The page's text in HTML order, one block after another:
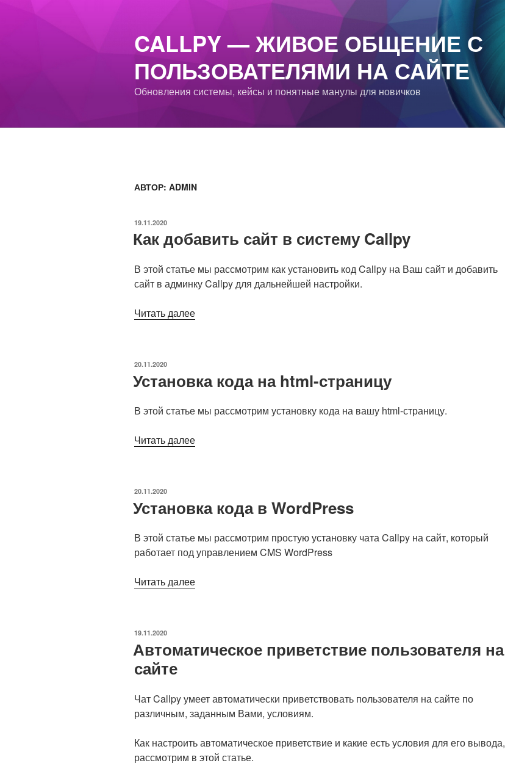
CALLPY — ЖИВОЕ ОБЩЕНИЕ С
ПОЛЬЗОВАТЕЛЯМИ НА САЙТЕ
Обновления системы, кейсы и понятные манулы для новичков
АВТОР: ADMIN
ОПУБЛИКОВАНО
19.11.2020
Как добавить сайт в систему Callpy
В этой статье мы рассмотрим как установить код Callpy на Ваш сайт и добавить
сайт в админку Callpy для дальнейшей настройки.
Читать далее
Callpy»
ОПУБЛИКОВАНО
20.11.2020
Установка кода на html-страницу
В этой статье мы рассмотрим установку кода на вашу html-страницу.
Читать далее
ОПУБЛИКОВАНО
20.11.2020
Установка кода в WordPress
В этой статье мы рассмотрим простую установку чата Callpy на сайт, который
работает под управлением CMS WordPress
Читать далее
ОПУБЛИКОВАНО
19.11.2020
Автоматическое приветствие пользователя на
сайте
Чат Callpy умеет автоматически приветствовать пользователя на сайте по
различным, заданным Вами, условиям.
Как настроить автоматическое приветствие и какие есть условия для его вывода,
рассмотрим в этой статье.